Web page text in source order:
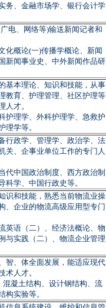
务、金融市场学、银行会计学
电、网络等)输送新闻记者和
化概论(一)传播学概论、新闻
新闻事业史、中外新闻作品研
基本理论、知识和技能，从事
教育、护理管理、社区护理等
人才。
护理学、外科护理学、急救护
理学等。
行政学、管理学、政治学、法
关、企事业单位工作的专门人
代中国政治制度、西方政治制
科学、中国行政史等。
识和技能，熟悉当前物流业操
、企业的物流高级应用型专门
英语（二）、经济法概论、物
与实践（二）、物流企业管理
智、体全面发展，能适应现代
术人才。
混凝土结构、设计钢结构、流
构实验等。